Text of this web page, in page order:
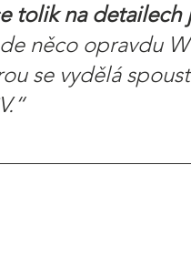
tolik na detailech
něco opravdu
se vydělá